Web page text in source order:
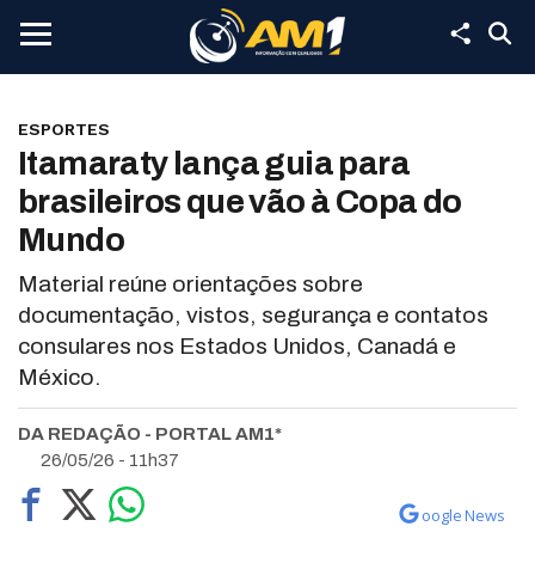
ESPORTES
Itamaraty lança guia para
brasileiros que vão à Copa do
Mundo
Material reúne orientações sobre
documentação, vistos, segurança e contatos
consulares nos Estados Unidos, Canadá e
México.
DA REDAÇÃO - PORTAL AM1*
26/05/26 - 11h37
oogle News